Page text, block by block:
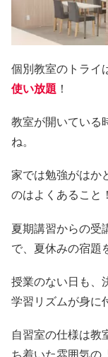
個別教室のトライ
使い放題 ！
教室が開いている
ね。
家では勉強がはか
のはよくあること！
夏期講習からの受
で、夏休みの宿題
授業のない日も、
学習リズムが身に
自習室の仕様は教